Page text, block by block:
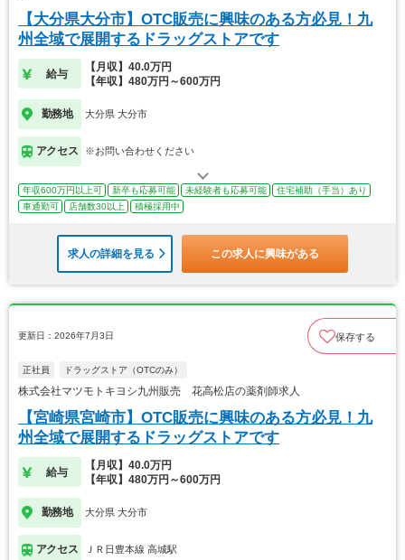
【大分県大分市】OTC販売に興味のある方必見！九
州全域で展開するドラッグストアです
給与
【月収】40.0万円
【年収】480万円～600万円
勤務地 大分県 大分市
アクセス ※お問い合わせください
年収600万円以上可 新卒も応募可能 未経験者も応募可能
住宅補助（手当）あり
車通勤可
店舗数30以上 積極採用中
求人の詳細を見る この求人に興味がある
更新日：2026年7月3日 保存する
正社員 ドラッグストア（OTCのみ）
株式会社マツモトキヨシ九州販売 花高松店の薬剤師求人
【宮崎県宮崎市】OTC販売に興味のある方必見！九
州全域で展開するドラッグストアです
給与
【月収】40.0万円
【年収】480万円～600万円
勤務地 大分県 大分市
アクセス ＪＲ日豊本線 高城駅